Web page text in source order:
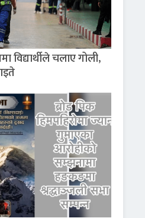
विद्यार्थीले चलाए गोली,